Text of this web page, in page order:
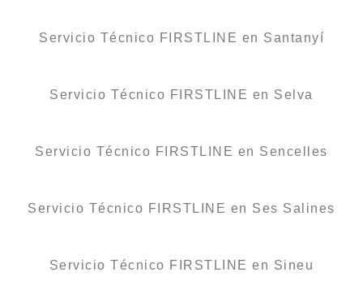
Servicio Técnico FIRSTLINE en Santanyí
Servicio Técnico FIRSTLINE en Selva
Servicio Técnico FIRSTLINE en Sencelles
Servicio Técnico FIRSTLINE en Ses Salines
Servicio Técnico FIRSTLINE en Sineu